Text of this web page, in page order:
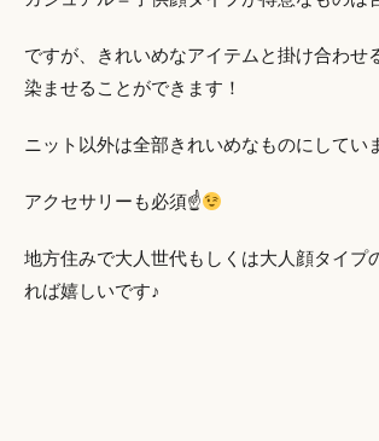
ですが、きれいめなアイテムと掛け合わせ
染ませることができます！
ニット以外は全部きれいめなものにしてい
アクセサリーも必須☝
地方住みで大人世代もしくは大人顔タイプ
れば嬉しいです♪